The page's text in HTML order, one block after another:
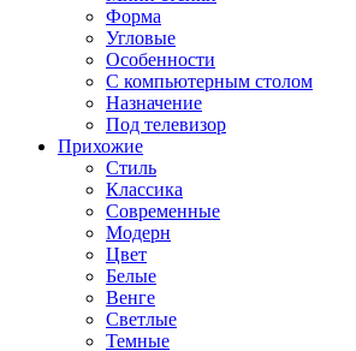
Форма
Угловые
Особенности
С компьютерным столом
Назначение
Под телевизор
Прихожие
Стиль
Классика
Современные
Модерн
Цвет
Белые
Венге
Светлые
Темные